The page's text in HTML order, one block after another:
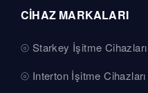
CİHAZ MARKALARI
Starkey İşitme Cihazları
Interton İşitme Cihazları